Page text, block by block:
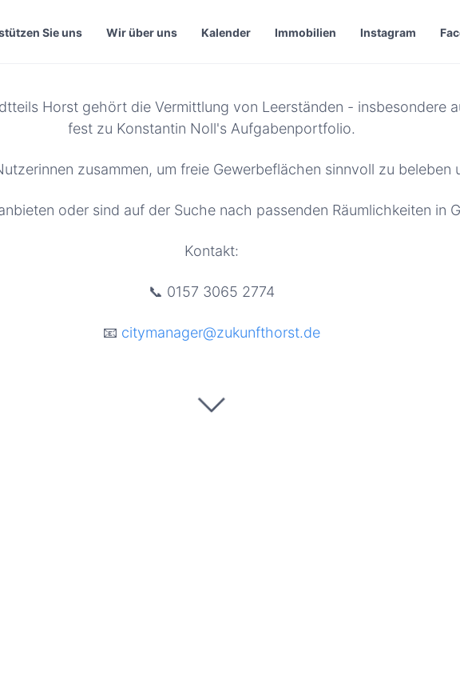
Sie uns Wir über uns Kalender Immobilien Instagram
Horst gehört die Vermittlung von Leerständen - insbesondere
fest zu Konstantin Noll's Aufgabenportfolio.
zusammen, um freie Gewerbeflächen sinnvoll zu
oder sind auf der Suche nach passenden Räumlichkeiten in
Kontakt:
📞 0157 3065 2774
📧 citymanager@zukunfthorst.de